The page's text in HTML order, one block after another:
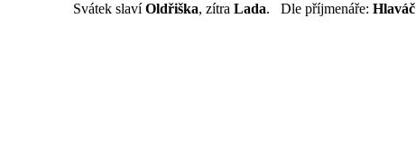
Svátek slavíOldřiška, zítra Lada. Dle příjmenáře: Hlaváč